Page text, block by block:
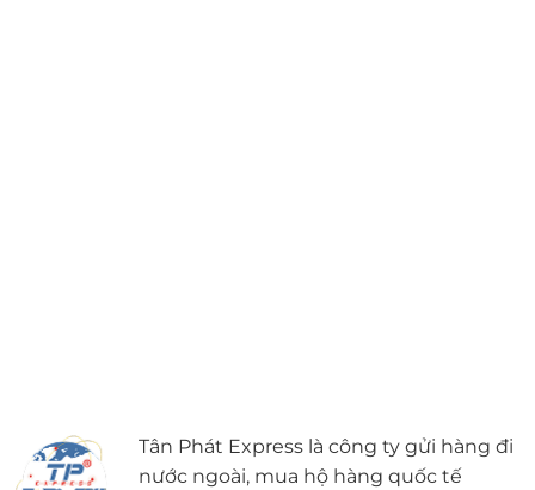
Tân Phát Express là công ty gửi hàng đi
nước ngoài, mua hộ hàng quốc tế